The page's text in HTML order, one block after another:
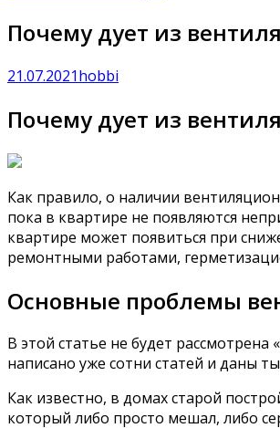
Почему дует из
21.07.2021hobbi
Почему дует из
Как правило, о наличии
пока в квартире не появляются
квартире может появиться при
ремонтными работами,
Основные проблемы
В этой статье не будет
написано уже сотни статей и даны
Как известно, в домах старой
который либо просто мешал, либо